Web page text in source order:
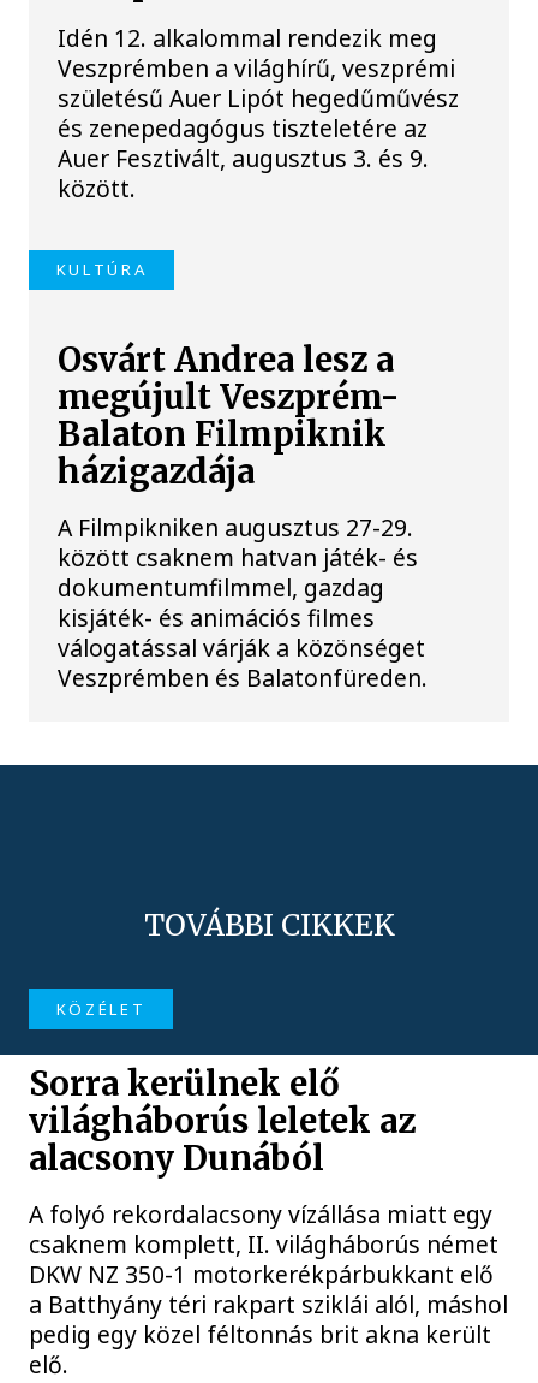
Idén 12. alkalommal rendezik meg
Veszprémben a világhírű, veszprémi
születésű Auer Lipót hegedűművész
és zenepedagógus tiszteletére az
Auer Fesztivált, augusztus 3. és 9.
között.
KULTÚRA
Osvárt Andrea lesz a
megújult Veszprém-
Balaton Filmpiknik
házigazdája
A Filmpikniken augusztus 27-29.
között csaknem hatvan játék- és
dokumentumfilmmel, gazdag
kisjáték- és animációs filmes
válogatással várják a közönséget
Veszprémben és Balatonfüreden.
TOVÁBBI CIKKEK
KÖZÉLET
Sorra kerülnek elő
világháborús leletek az
alacsony Dunából
A folyó rekordalacsony vízállása miatt egy
csaknem komplett, II. világháborús német
DKW NZ 350-1 motorkerékpárbukkant elő
a Batthyány téri rakpart sziklái alól, máshol
pedig egy közel féltonnás brit akna került
elő.